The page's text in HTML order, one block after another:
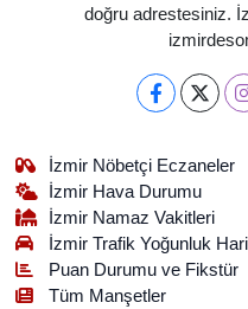
doğru adrestesiniz.
İzmir Nöbetçi Eczaneler
İzmir Hava Durumu
İzmir Namaz Vakitleri
İzmir Trafik Yoğunluk
Puan Durumu ve Fikstür
Tüm Manşetler